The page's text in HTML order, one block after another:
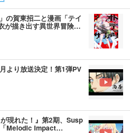
の賀東招二と漫画「テイ
が描き出す異世界冒険…
より放送決定！第1弾PV
現れた！』第2期、Susp
Melodic Impact…